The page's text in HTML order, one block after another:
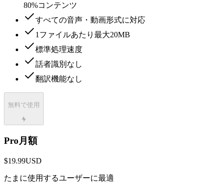
80%コンテンツ
すべての音声・動画形式に対応
1ファイルあたり最大20MB
標準処理速度
話者識別なし
翻訳機能なし
無料で使用
Pro月額
$19.99USD
たまに使用するユーザーに最適